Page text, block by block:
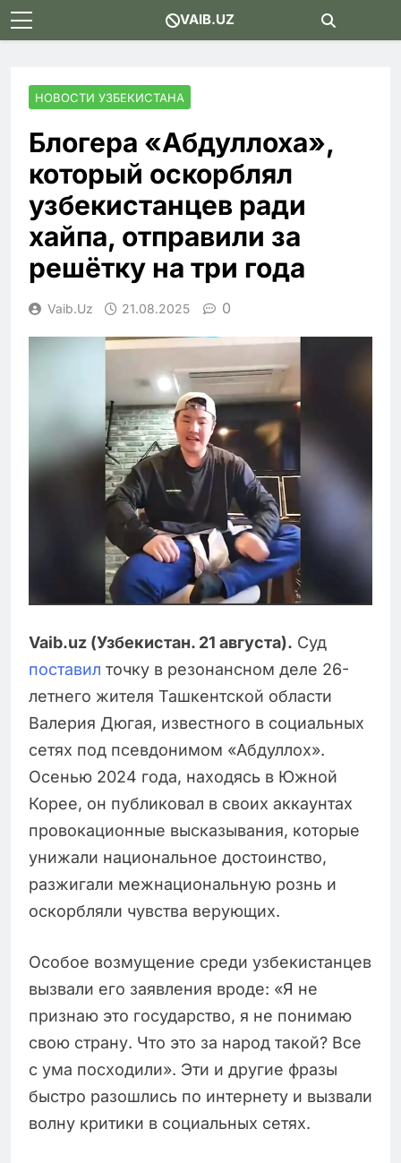
Skip
to
VAIB.UZ
НОВОСТИ УЗБЕКИСТАНА
Блогера «Абдуллоха»,
который оскорблял
узбекистанцев ради
хайпа, отправили за
решётку на три года
Vaib.uz 21.08.2025 0
Vaib.uz (Узбекистан. 21 августа). Суд
поставил точку в резонансном деле 26-
летнего жителя Ташкентской области
Валерия Дюгая, известного в социальных
сетях под псевдонимом «Абдуллох».
Осенью 2024 года, находясь в Южной
Корее, он публиковал в своих аккаунтах
провокационные высказывания, которые
унижали национальное достоинство,
разжигали межнациональную рознь и
оскорбляли чувства верующих.
Особое возмущение среди узбекистанцев
вызвали его заявления вроде: «Я не
признаю это государство, я не понимаю
свою страну. Что это за народ такой? Все
с ума посходили». Эти и другие фразы
быстро разошлись по интернету и вызвали
волну критики в социальных сетях.